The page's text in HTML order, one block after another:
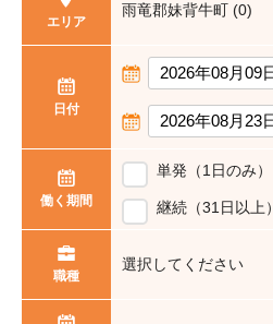
エリア
雨竜郡妹背牛町 (0)
日付
働く期間
単発（1日のみ）
継続（31日以上）
職種
選択してください